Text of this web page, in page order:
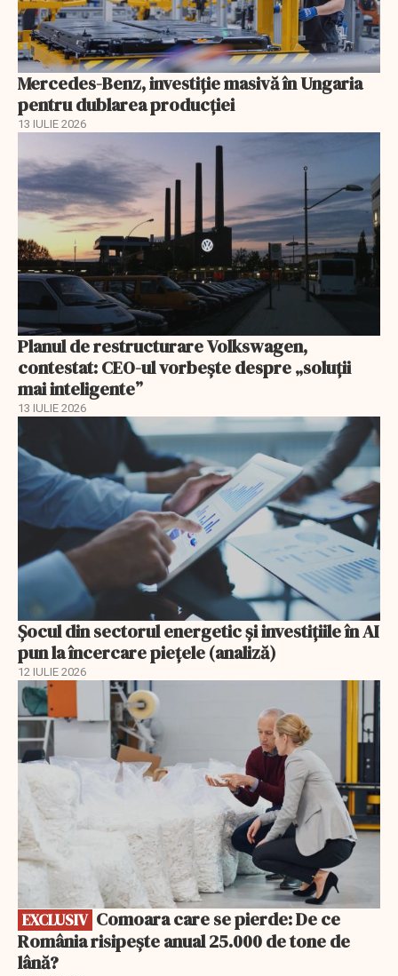
Mercedes-Benz, investiție masivă în Ungaria
pentru dublarea producției
13 IULIE 2026
Planul de restructurare Volkswagen,
contestat: CEO-ul vorbește despre „soluții
mai inteligente”
13 IULIE 2026
Șocul din sectorul energetic și investițiile în AI
pun la încercare piețele (analiză)
12 IULIE 2026
EXCLUSIV
EXCLUSIV
România risipește anual 25.000 de tone de
lână?